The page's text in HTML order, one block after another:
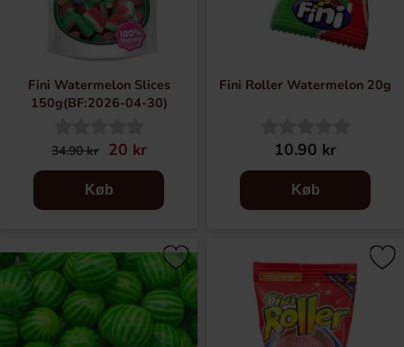
Fini Watermelon Slices
150g(BF:2026-04-30)
34.90 kr 20 kr
Køb
Fini Roller Watermelon 20g
10.90 kr
Køb